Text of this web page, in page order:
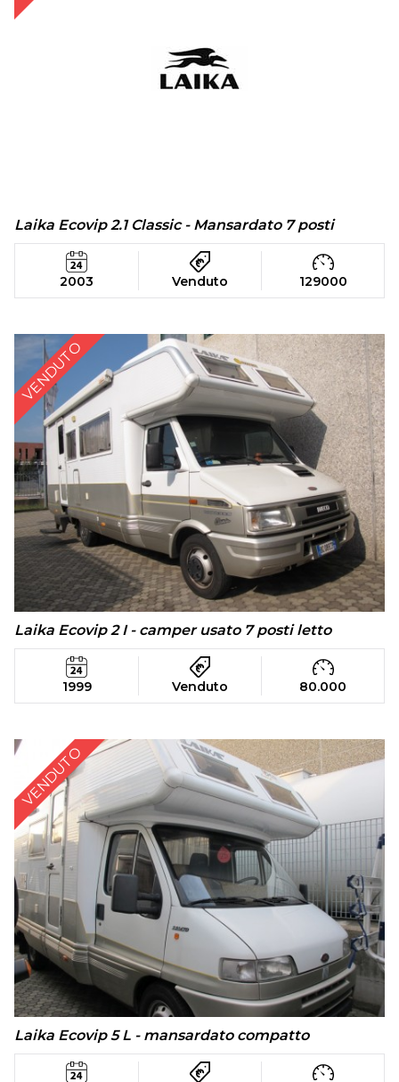
Laika Ecovip 2.1 Classic - Mansardato 7 posti
2003 Venduto 129000
VENDUTO
Laika Ecovip 2 I - camper usato 7 posti letto
1999 Venduto 80.000
VENDUTO
Laika Ecovip 5 L - mansardato compatto